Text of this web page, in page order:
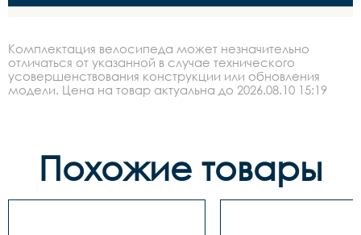
Комплектация велосипеда может незначительно
отличаться от указанной в случае технического
усовершенствования конструкции или обновления
модели. Цена на товар актуальна до 2026.08.10 15:19
Похожие товары